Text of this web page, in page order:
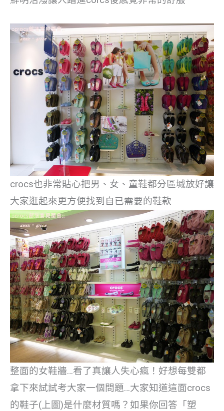
crocs也非常貼心把男、女、童鞋都分區堿放好讓
大家逛起來更方便找到自已需要的鞋款
整面的女鞋牆…看了真讓人失心瘋！好想每雙都
拿下來試試考大家一個問題…大家知道這面crocs
的鞋子(上圖)是什麼材質嗎？如果你回答「塑